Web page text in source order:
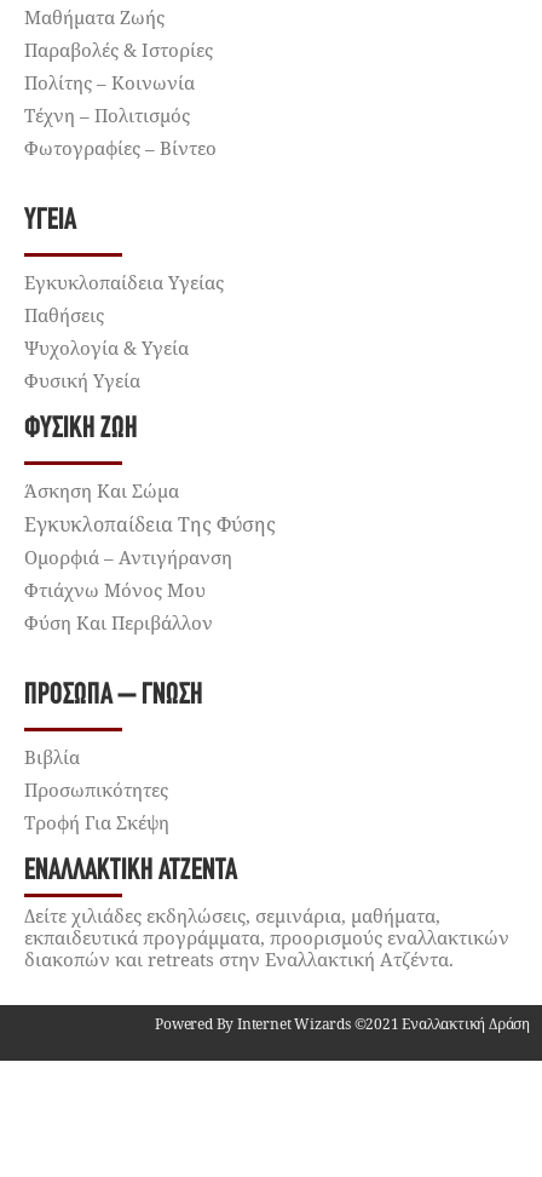
Μαθήματα Ζωής
Παραβολές & Ιστορίες
Πολίτης – Κοινωνία
Τέχνη – Πολιτισμός
Φωτογραφίες – Βίντεο
ΥΓΕΊΑ
Εγκυκλοπαίδεια Υγείας
Παθήσεις
Ψυχολογία & Υγεία
Φυσική Υγεία
ΦΥΣΙΚΉ ΖΩΉ
Άσκηση Και Σώμα
Εγκυκλοπαίδεια Της Φύσης
Ομορφιά – Αντιγήρανση
Φτιάχνω Μόνος Μου
Φύση Και Περιβάλλον
ΠΡΌΣΩΠΑ – ΓΝΏΣΗ
Βιβλία
Προσωπικότητες
Τροφή Για Σκέψη
ΕΝΑΛΛΑΚΤΙΚΉ ΑΤΖΈΝΤΑ
Δείτε χιλιάδες εκδηλώσεις, σεμινάρια, μαθήματα,
εκπαιδευτικά προγράμματα, προορισμούς εναλλακτικών
διακοπών και retreats στην Εναλλακτική Ατζέντα.
Powered By Internet Wizards ©2021 Εναλλακτική Δράση